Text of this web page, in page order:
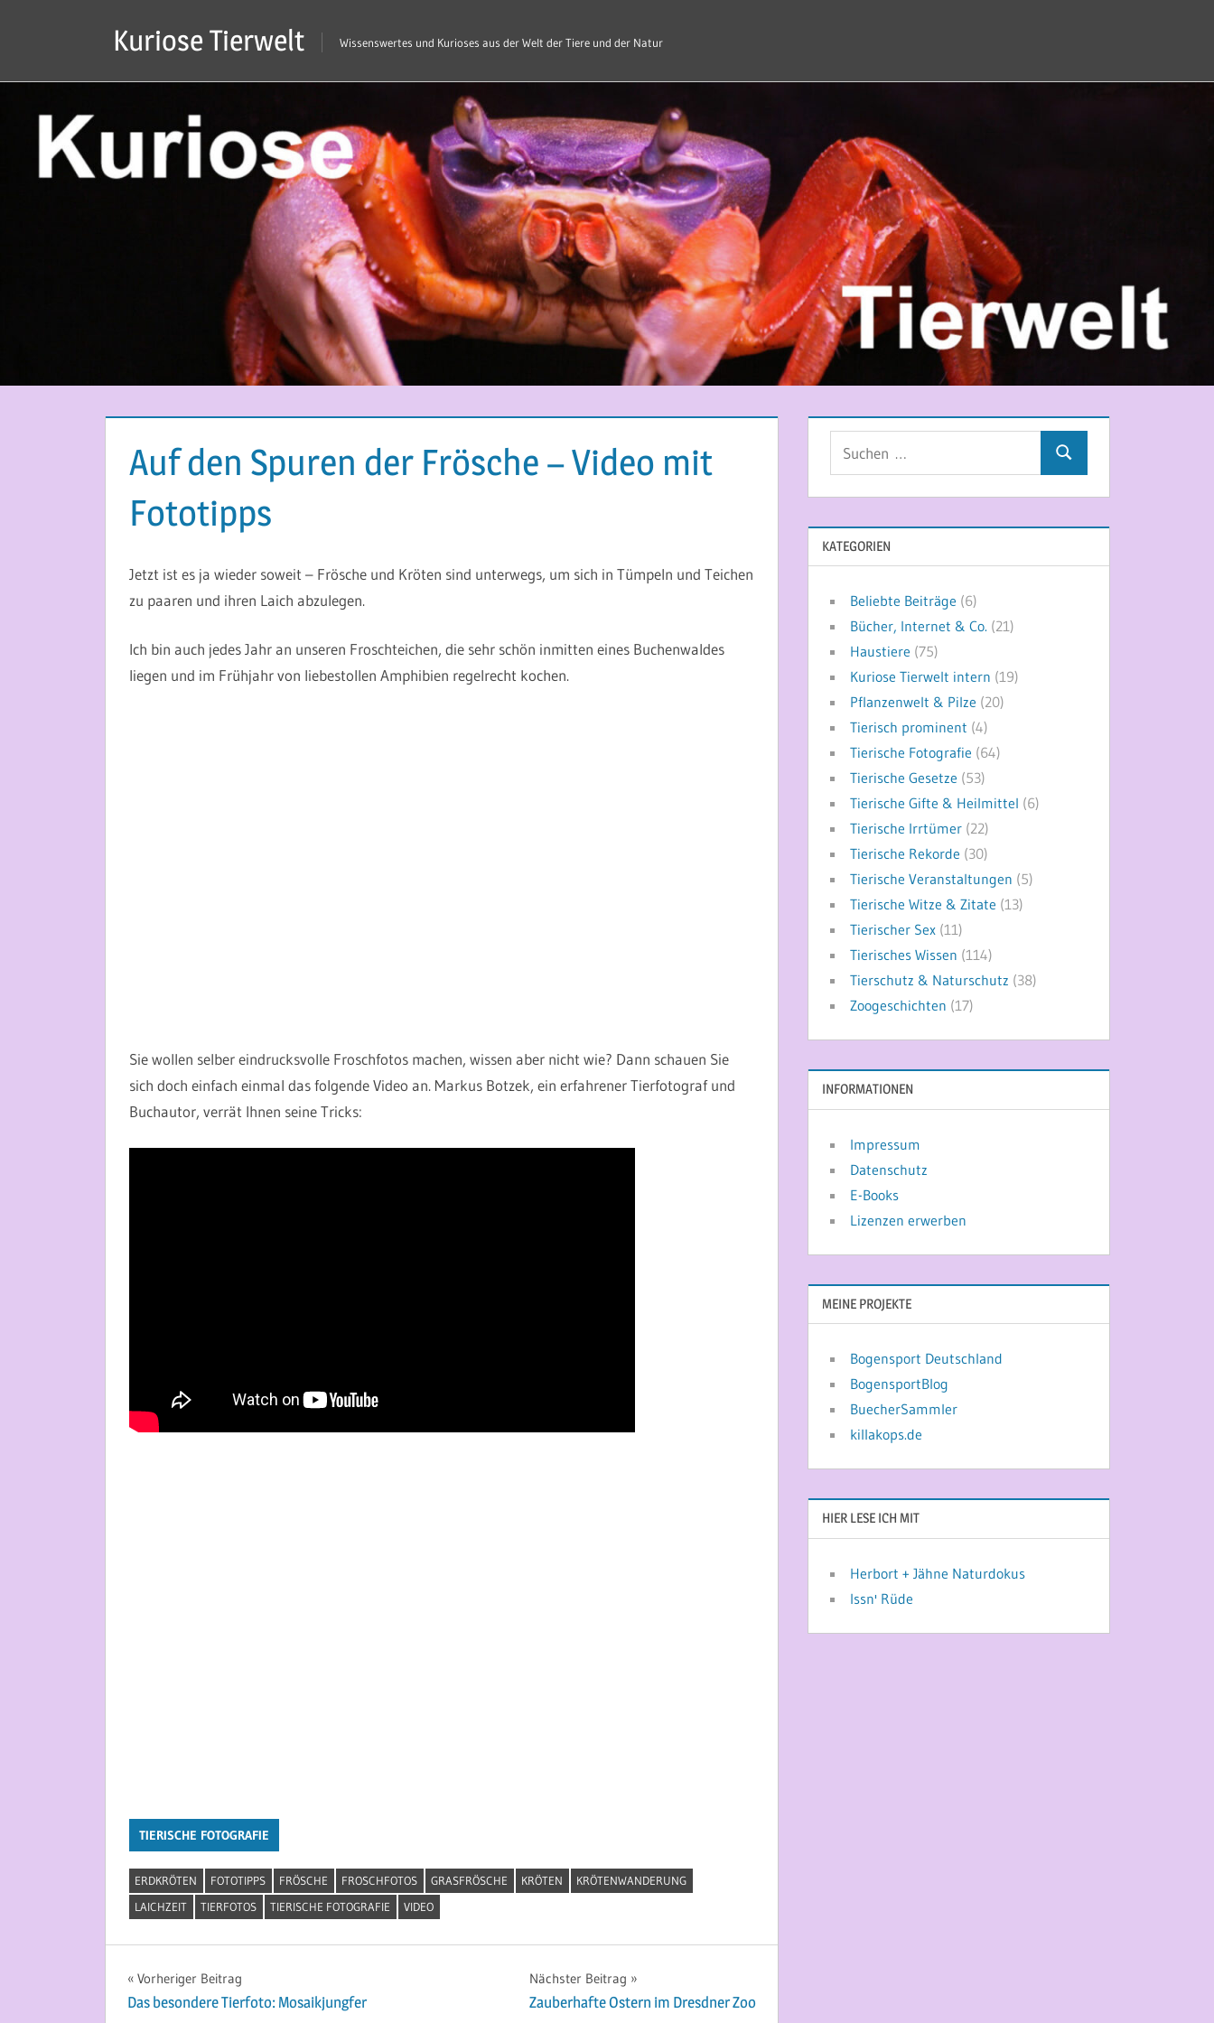
Kuriose Tierwelt Wissenswertes und Kurioses aus der Welt der Tiere und der Natur
Auf den Spuren der Frösche – Video mit
Fototipps
Jetzt ist es ja wieder soweit – Frösche und Kröten sind unterwegs, um sich in Tümpeln und Teichen
zu paaren und ihren Laich abzulegen.
Ich bin auch jedes Jahr an unseren Froschteichen, die sehr schön inmitten eines Buchenwaldes
liegen und im Frühjahr von liebestollen Amphibien regelrecht kochen.
Sie wollen selber eindrucksvolle Froschfotos machen, wissen aber nicht wie? Dann schauen Sie
sich doch einfach einmal das folgende Video an. Markus Botzek, ein erfahrener Tierfotograf und
Buchautor, verrät Ihnen seine Tricks:
TIERISCHE FOTOGRAFIE
ERDKRÖTEN FOTOTIPPS FRÖSCHE FROSCHFOTOS GRASFRÖSCHE KRÖTEN
KRÖTENWANDERUNG
LAICHZEIT
TIERFOTOS TIERISCHE FOTOGRAFIE VIDEO
Beitragsnavigation
Vorheriger Beitrag
Das besondere Tierfoto: Mosaikjungfer
Nächster Beitrag
Zauberhafte Ostern im Dresdner Zoo
Suchen
KATEGORIEN
Beliebte Beiträge (6)
Bücher, Internet & Co. (21)
Haustiere (75)
Kuriose Tierwelt intern (19)
Pflanzenwelt & Pilze (20)
Tierisch prominent (4)
Tierische Fotografie (64)
Tierische Gesetze (53)
Tierische Gifte & Heilmittel (6)
Tierische Irrtümer (22)
Tierische Rekorde (30)
Tierische Veranstaltungen (5)
Tierische Witze & Zitate (13)
Tierischer Sex (11)
Tierisches Wissen (114)
Tierschutz & Naturschutz (38)
Zoogeschichten (17)
INFORMATIONEN
Impressum
Datenschutz
E-Books
Lizenzen erwerben
MEINE PROJEKTE
Bogensport Deutschland
BogensportBlog
BuecherSammler
killakops.de
HIER LESE ICH MIT
Herbort + Jähne Naturdokus
Issn' Rüde